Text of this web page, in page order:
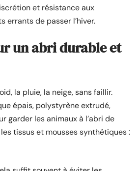
et résistance aux
errants de passer l’hiver.
un abri durable et
la pluie, la neige, sans faillir.
épais, polystyrène extrudé,
garder les animaux à l’abri de
tissus et mousses synthétiques :